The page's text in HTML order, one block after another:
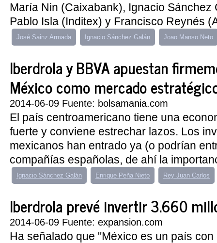
María Nin (Caixabank), Ignacio Sánchez
Pablo Isla (Inditex) y Francisco Reynés
José Sainz Armada Ignacio Sánchez Galán Joao Manso Neto
Iberdrola y BBVA apuestan
México como mercado
2014-06-09 Fuente: bolsamania.com
El país centroamericano tiene una
fuerte y conviene estrechar lazos. Los
mexicanos han entrado ya (o podrían
compañías españolas, de ahí la
Ignacio Sánchez Galán Enrique Peña Nieto Rey Juan Carlos
Iberdrola prevé invertir 3.660
2014-06-09 Fuente: expansion.com
Ha señalado que "México es un país con